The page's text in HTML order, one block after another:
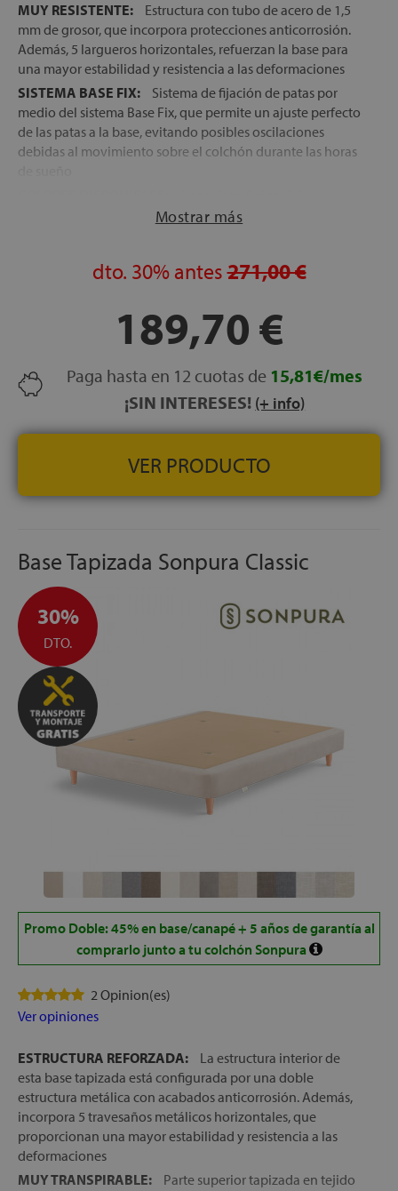
MUY RESISTENTE:
Estructura con tubo de acero de 1,5
mm de grosor, que incorpora protecciones anticorrosión.
Además, 5 largueros horizontales, refuerzan la base para
una mayor estabilidad y resistencia a las deformaciones
SISTEMA BASE FIX:
Sistema de fijación de patas por
medio del sistema Base Fix, que permite un ajuste perfecto
de las patas a la base, evitando posibles oscilaciones
debidas al movimiento sobre el colchón durante las horas
Superficie tapizada con tejido
VÁLVULAS DE AIREACIÓN: Aireadores superficiales que
MUCHAS POSIBILIDADES DE PATAS:
Elige entre todas
las posibilidades de patas que te ofrece esta base. Podrás
necesidades. Consulta más sobre las opciones de patas
dentro de la ficha de artículo
FABRICACIÓN ESPAÑOLA
ALTURA CON PATAS DE 25 CM: +/- 31 cm
Mostrar más
dto. 30% antes271,00 €
189,70 €
Paga hasta en 12 cuotas de 15,81€/mes
¡SIN INTERESES! (+ info)
VER PRODUCTO
Base Tapizada Sonpura Classic
30%
DTO.
Promo Doble: 45% en base/canapé + 5 años de garantía al
comprarlo junto a tu colchón Sonpura
2 Opinion(es)
Ver opiniones
ESTRUCTURA REFORZADA:
La estructura interior de
esta base tapizada está configurada por una doble
estructura metálica con acabados anticorrosión. Además,
incorpora 5 travesaños metálicos horizontales, que
proporcionan una mayor estabilidad y resistencia a las
deformaciones
MUY TRANSPIRABLE:
Parte superior tapizada en tejido